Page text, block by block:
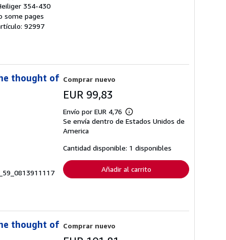
354-430
some pages
92997
thought of Comprar nuevo
EUR 99,83
Envío por EUR 4,76
Más
información
tarifas
de
envío
Se envía dentro de Estados Unidos de
America
Cantidad disponible: 1 disponibles
Añadir al carrito
thought of Comprar nuevo